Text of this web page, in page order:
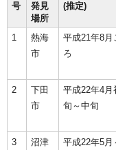
号
発見
場所
(推定)
1
熱海
市
平成21年8月
ろ
2
下田
市
平成22年4月
旬～中旬
3
沼津
平成22年5月